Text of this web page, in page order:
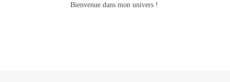
Bienvenue dans mon univers !